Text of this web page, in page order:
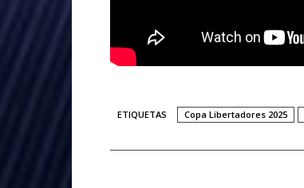
ETIQUETAS Copa Libertadores 2025